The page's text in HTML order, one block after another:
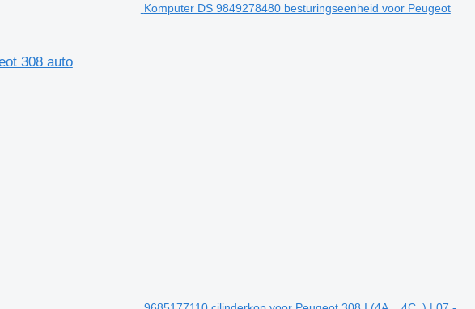
Komputer DS 9849278480 besturingseenheid voor Peugeot
308 auto